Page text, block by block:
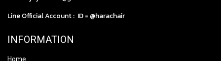
Line Official Account : ID = @harachair
INFORMATION
Home